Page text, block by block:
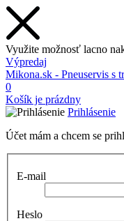
Využite možnosť lacno
Výpredaj
Mikona.sk - Pneuservis s
0
Košík je prázdny
Prihlásenie
Účet mám a chcem se
E-mail
Heslo